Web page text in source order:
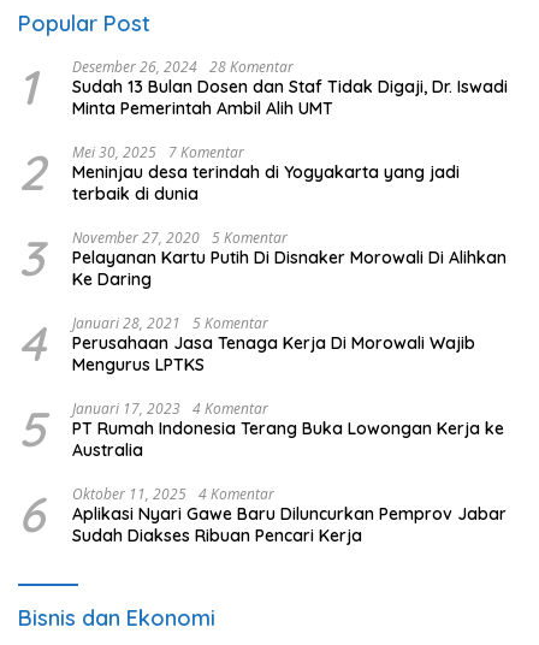
Popular Post
1 Desember 26, 2024 28 Komentar
Sudah 13 Bulan Dosen dan Staf Tidak Digaji, Dr. Iswadi
Minta Pemerintah Ambil Alih UMT
2 Mei 30, 2025 7 Komentar
Meninjau desa terindah di Yogyakarta yang jadi
terbaik di dunia
3 November 27, 2020 5 Komentar
Pelayanan Kartu Putih Di Disnaker Morowali Di Alihkan
Ke Daring
4 Januari 28, 2021 5 Komentar
Perusahaan Jasa Tenaga Kerja Di Morowali Wajib
Mengurus LPTKS
5 Januari 17, 2023 4 Komentar
PT Rumah Indonesia Terang Buka Lowongan Kerja ke
Australia
6 Oktober 11, 2025 4 Komentar
Aplikasi Nyari Gawe Baru Diluncurkan Pemprov Jabar
Sudah Diakses Ribuan Pencari Kerja
Bisnis dan Ekonomi